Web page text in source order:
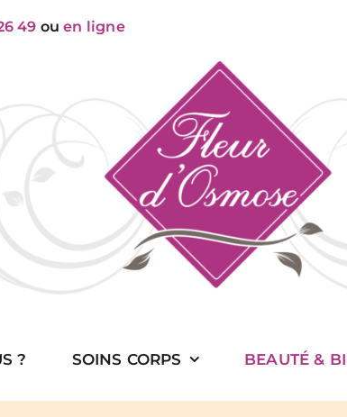
49 ouen ligne
? SOINS CORPS BEAUTÉ &